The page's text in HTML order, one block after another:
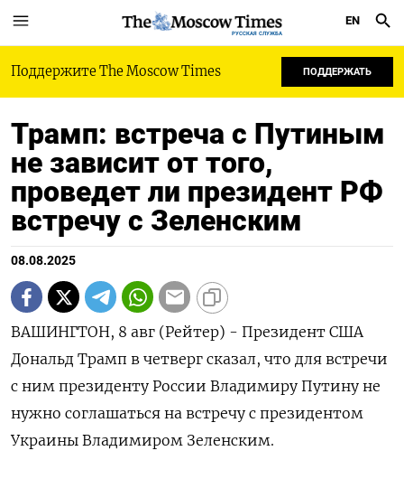
РУССКАЯ СЛУЖБА
EN
Поддержите The Moscow Times ПОДДЕРЖАТЬ
Трамп: встреча с Путиным
не зависит от того,
проведет ли президент РФ
встречу с Зеленским
08.08.2025
ВАШИНГТОН, 8 авг (Рейтер) - Президент США
Дональд Трамп в четверг сказал, что для встречи
с ним президенту России Владимиру Путину не
нужно соглашаться на встречу с президентом
Украины Владимиром Зеленским.